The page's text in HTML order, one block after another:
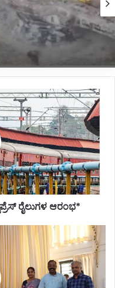
ಧ್ವಂಸ: ದೂರು
ರೈಲುಗಳ ಆರಂಭ*